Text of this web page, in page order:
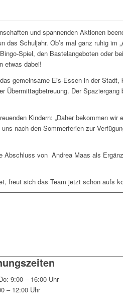
und spannenden Aktionen
das Schuljahr. Ob’s mal ganz ruhig im
Spiel, den Bastelangeboten oder
etwas dabei!
gemeinsame Eis-Essen in der Stadt,
Übermittagbetreuung. Der Spaziergang
Kindern: „Daher bekommen wir
nach den Sommerferien zur
Abschluss von Andrea Maas als
freut sich das Team jetzt schon aufs
9:00 – 16:00 Uhr
– 12:00 Uhr